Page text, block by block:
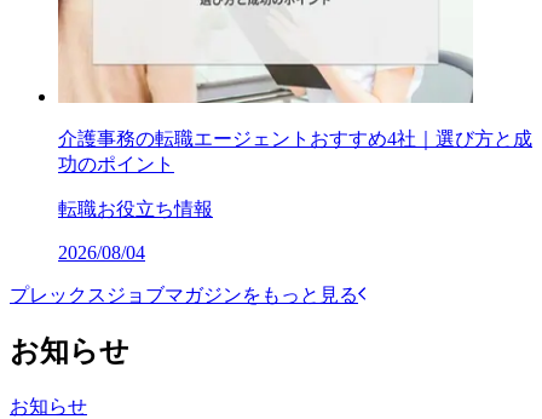
介護事務の転職エージェントおすすめ4社｜選び方と成
功のポイント
転職お役立ち情報
2026/08/04
プレックスジョブマガジンをもっと見る
お知らせ
お知らせ